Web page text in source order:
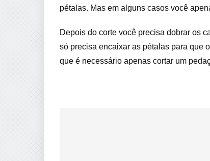
pétalas. Mas em alguns casos você
Depois do corte você precisa dobrar os
só precisa encaixar as pétalas para que
que é necessário apenas cortar um